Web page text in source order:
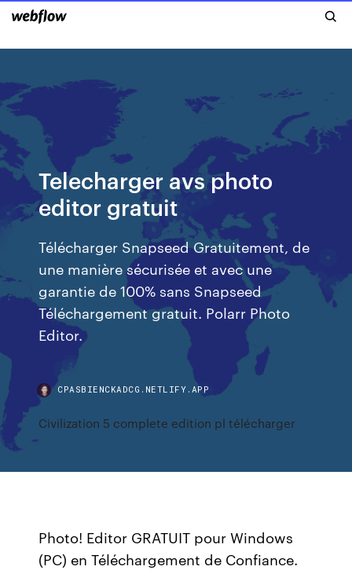
Telecharger avs photo
editor gratuit
Télécharger Snapseed Gratuitement, de
une manière sécurisée et avec une
garantie de 100% sans Snapseed
Téléchargement gratuit. Polarr Photo
Editor.
CPASBIENCKADCG.NETLIFY.APP
Civilization 5 complete edition pl télécharger
Photo! Editor GRATUIT pour Windows
(PC) en Téléchargement de Confiance.